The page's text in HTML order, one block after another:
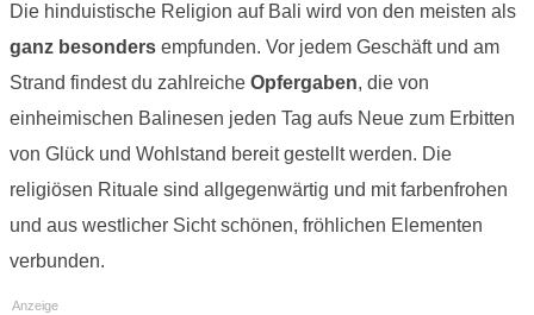
Die hinduistische Religion auf Bali wird von den meisten als
ganz besonders empfunden. Vor jedem Geschäft und am
Strand findest du zahlreiche Opfergaben, die von
einheimischen Balinesen jeden Tag aufs Neue zum Erbitten
von Glück und Wohlstand bereit gestellt werden. Die
religiösen Rituale sind allgegenwärtig und mit farbenfrohen
und aus westlicher Sicht schönen, fröhlichen Elementen
verbunden.
Anzeige